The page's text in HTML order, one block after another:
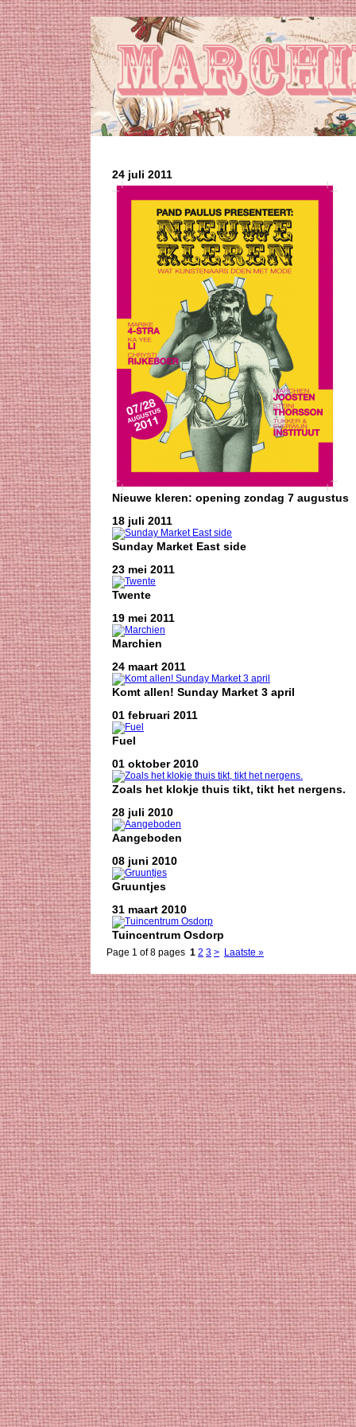
24 juli 2011
Nieuwe kleren: opening zondag 7 augustus
18 juli 2011
Sunday Market East side
23 mei 2011
Twente
19 mei 2011
Marchien
24 maart 2011
Komt allen! Sunday Market 3 april
01 februari 2011
Fuel
01 oktober 2010
Zoals het klokje thuis tikt, tikt het nergens.
28 juli 2010
Aangeboden
08 juni 2010
Gruuntjes
31 maart 2010
Tuincentrum Osdorp
Page 1 of 8 pages 1 2 3 > Laatste »